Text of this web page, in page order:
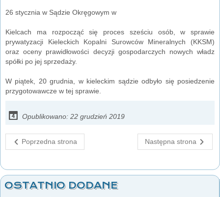
26 stycznia w Sądzie Okręgowym w
Kielcach ma rozpocząć się proces sześciu osób, w sprawie
prywatyzacji Kieleckich Kopalni Surowców Mineralnych (KKSM)
oraz oceny prawidłowości decyzji gospodarczych nowych władz
spółki po jej sprzedaży.
W piątek, 20 grudnia, w kieleckim sądzie odbyło się posiedzenie
przygotowawcze w tej sprawie.
Opublikowano: 22 grudzień 2019
Poprzedna strona Następna strona
OSTATNIO DODANE